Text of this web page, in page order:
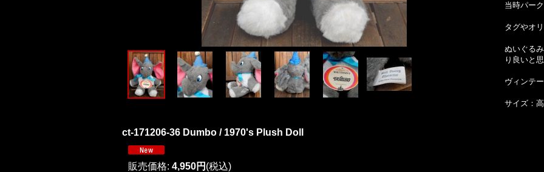
当時パー
タグやオ
ぬいぐる
り良いと
ヴィンテ
サイズ：
ct-171206-36 Dumbo / 1970's Plush Doll
販売価格: 4,950円 (税込)